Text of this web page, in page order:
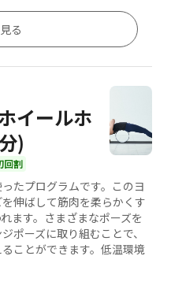
る
イールホ
)
回割
たプログラムです。このヨ
伸ばして筋肉を柔らかくす
ます。さまざまなポーズを
ポーズに取り組むことで、
ことができます。低温環境